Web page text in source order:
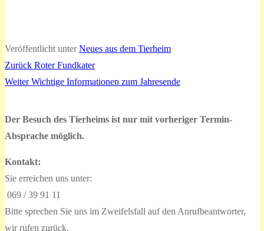
Veröffentlicht unterNeues aus dem Tierheim
Beitragsnavigation
Zurück Vorheriger
Beitrag:
Roter Fundkater
Weiter Nächster
Wichtige Informationen zum Jahresende
Der Besuch des Tierheims ist nur mit vorheriger Termin-
Absprache möglich.
Kontakt:
Sie erreichen uns unter:
069 / 39 91 11
Bitte sprechen Sie uns im Zweifelsfall auf den Anrufbeantworter,
wir rufen zurück.